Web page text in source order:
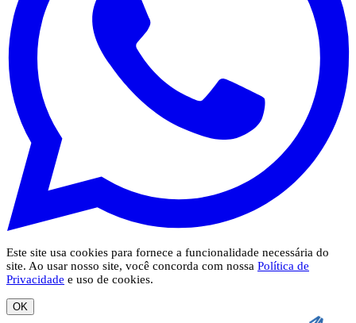
Este site usa cookies para fornece a funcionalidade necessária do
site. Ao usar nosso site, você concorda com nossa Política de
Privacidade e uso de cookies.
OK